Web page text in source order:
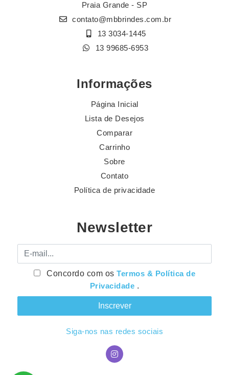
Praia Grande - SP
contato@mbbrindes.com.br
13 3034-1445
13 99685-6953
Informações
Página Inicial
Lista de Desejos
Comparar
Carrinho
Sobre
Contato
Política de privacidade
Newsletter
E-mail
Concordo com osTermos & Política de
Privacidade .
Siga-nos nas redes sociais